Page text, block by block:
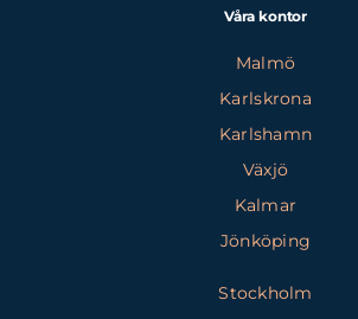
Våra kontor
Malmö
Karlskrona
Karlshamn
Växjö
Kalmar
Jönköping
Stockholm